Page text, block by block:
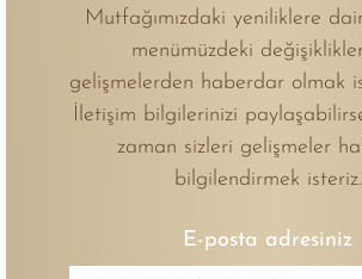
Mutfağımızdaki yeniliklere
menümüzdeki
gelişmelerden haberdar olmak
İletişim bilgilerinizi
zaman sizleri gelişmeler
bilgilendirmek isteriz.
E-posta adresiniz